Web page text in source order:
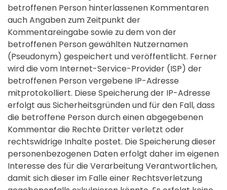
betroffenen Person hinterlassenen Kommentaren
auch Angaben zum Zeitpunkt der
Kommentareingabe sowie zu dem von der
betroffenen Person gewählten Nutzernamen
(Pseudonym) gespeichert und veröffentlicht. Ferner
wird die vom Internet-Service-Provider (ISP) der
betroffenen Person vergebene IP-Adresse
mitprotokolliert. Diese Speicherung der IP-Adresse
erfolgt aus Sicherheitsgründen und für den Fall, dass
die betroffene Person durch einen abgegebenen
Kommentar die Rechte Dritter verletzt oder
rechtswidrige Inhalte postet. Die Speicherung dieser
personenbezogenen Daten erfolgt daher im eigenen
Interesse des für die Verarbeitung Verantwortlichen,
damit sich dieser im Falle einer Rechtsverletzung